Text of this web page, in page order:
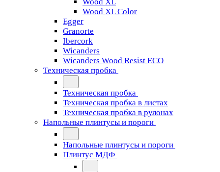
Wood XL Color
Egger
Granorte
Ibercork
Wicanders
Wicanders Wood Resist ECO
Техническая пробка
Техническая пробка
Техническая пробка в листах
Техническая пробка в рулонах
Напольные плинтусы и пороги
Напольные плинтусы и пороги
Плинтус МДФ